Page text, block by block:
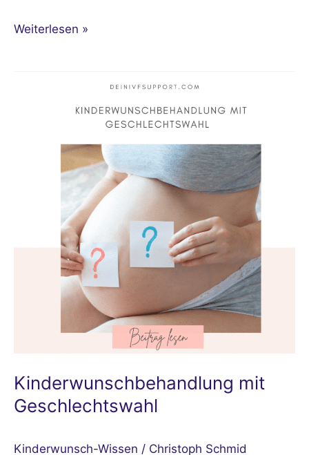
Weiterlesen »
Kinderwunschbehandlung mit
Geschlechtswahl
Kinderwunsch-Wissen / Christoph Schmid
Kinderwunschbehandlung
Geschlechtswahl